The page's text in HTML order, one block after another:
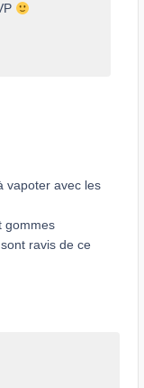
vapoter avec les
gommes
ravis de ce